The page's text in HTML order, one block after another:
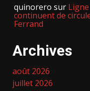
quinorero sur
continuent de
Ferrand
Archives
août 2026
juillet 2026